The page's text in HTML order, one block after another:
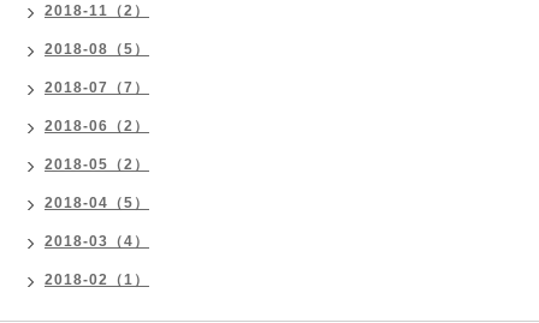
2018-11（2）
2018-08（5）
2018-07（7）
2018-06（2）
2018-05（2）
2018-04（5）
2018-03（4）
2018-02（1）